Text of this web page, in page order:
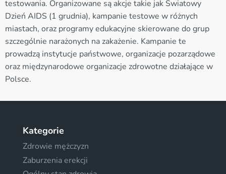
testowania. Organizowane są akcje takie jak Światowy
Dzień AIDS (1 grudnia), kampanie testowe w różnych
miastach, oraz programy edukacyjne skierowane do grup
szczególnie narażonych na zakażenie. Kampanie te
prowadzą instytucje państwowe, organizacje pozarządowe
oraz międzynarodowe organizacje zdrowotne działające w
Polsce.
Kategorie
Zdrowie mężczyzn
Zaburzenia erekcji